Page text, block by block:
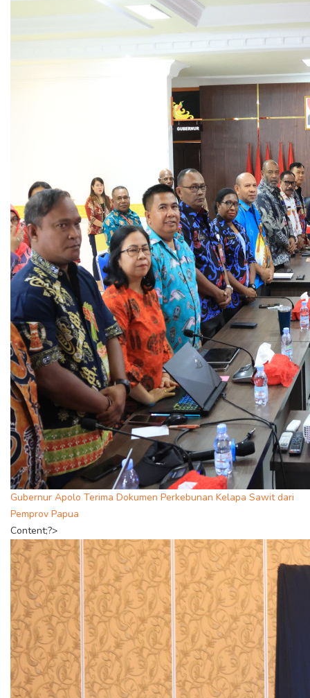
Gubernur Apolo Terima Dokumen Perkebunan Kelapa Sawit dari
Pemprov Papua
Content;?>